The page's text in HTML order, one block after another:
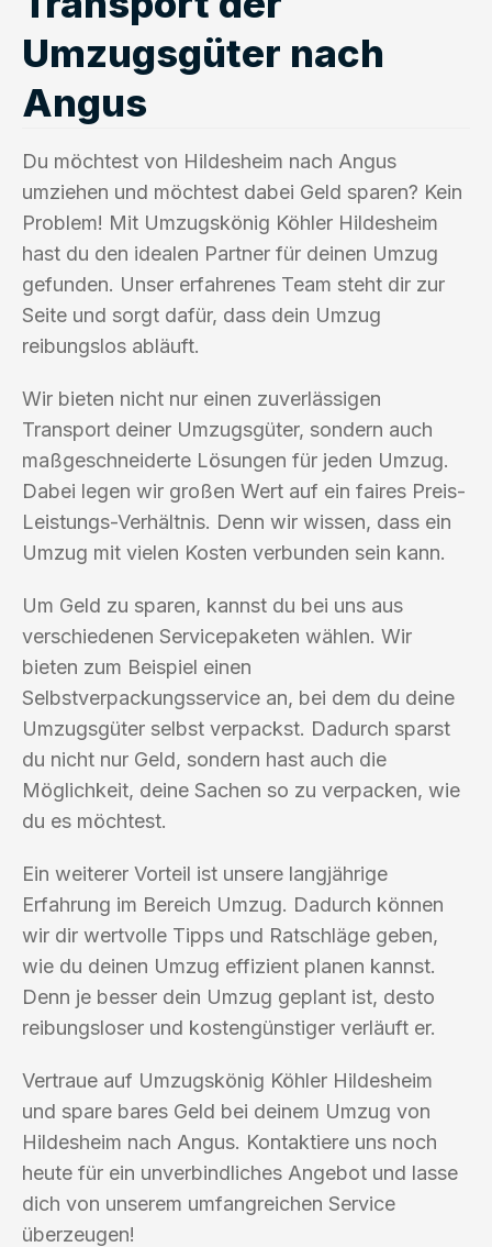
Umzugsgüter nach
Angus
Du möchtest von Hildesheim nach Angus
umziehen und möchtest dabei Geld sparen? Kein
Problem! Mit Umzugskönig Köhler Hildesheim
hast du den idealen Partner für deinen Umzug
gefunden. Unser erfahrenes Team steht dir zur
Seite und sorgt dafür, dass dein Umzug
reibungslos abläuft.
Wir bieten nicht nur einen zuverlässigen
Transport deiner Umzugsgüter, sondern auch
maßgeschneiderte Lösungen für jeden Umzug.
Dabei legen wir großen Wert auf ein faires Preis-
Leistungs-Verhältnis. Denn wir wissen, dass ein
Umzug mit vielen Kosten verbunden sein kann.
Um Geld zu sparen, kannst du bei uns aus
verschiedenen Servicepaketen wählen. Wir
bieten zum Beispiel einen
Selbstverpackungsservice an, bei dem du deine
Umzugsgüter selbst verpackst. Dadurch sparst
du nicht nur Geld, sondern hast auch die
Möglichkeit, deine Sachen so zu verpacken, wie
du es möchtest.
Ein weiterer Vorteil ist unsere langjährige
Erfahrung im Bereich Umzug. Dadurch können
wir dir wertvolle Tipps und Ratschläge geben,
wie du deinen Umzug effizient planen kannst.
Denn je besser dein Umzug geplant ist, desto
reibungsloser und kostengünstiger verläuft er.
Vertraue auf Umzugskönig Köhler Hildesheim
und spare bares Geld bei deinem Umzug von
Hildesheim nach Angus. Kontaktiere uns noch
heute für ein unverbindliches Angebot und lasse
dich von unserem umfangreichen Service
überzeugen!